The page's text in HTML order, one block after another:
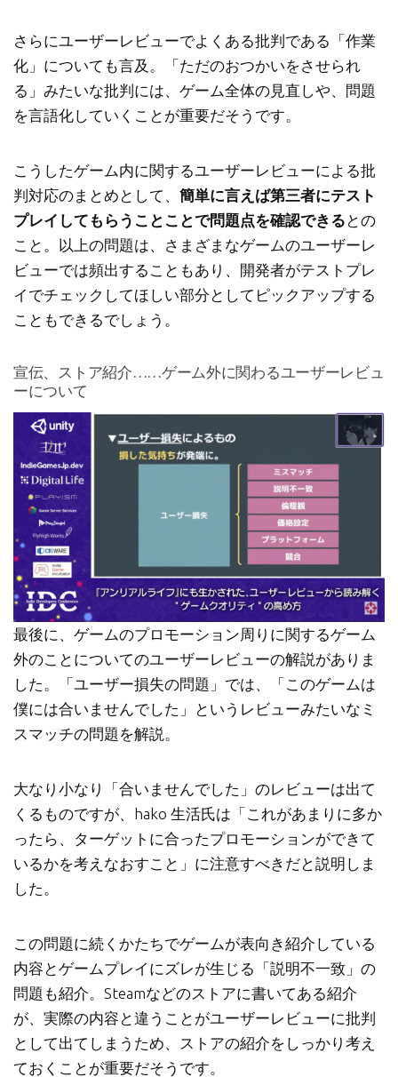
さらにユーザーレビューでよくある批判である「作業
化」についても言及。「ただのおつかいをさせられ
る」みたいな批判には、ゲーム全体の見直しや、問題
を言語化していくことが重要だそうです。
こうしたゲーム内に関するユーザーレビューによる批
判対応のまとめとして、 簡単に言えば第三者にテスト
プレイしてもらうことことで問題点を確認できる との
こと。以上の問題は、さまざまなゲームのユーザーレ
ビューでは頻出することもあり、開発者がテストプレ
イでチェックしてほしい部分としてピックアップする
こともできるでしょう。
宣伝、ストア紹介……ゲーム外に関わるユーザーレビュ
ーについて
最後に、ゲームのプロモーション周りに関するゲーム
外のことについてのユーザーレビューの解説がありま
した。「ユーザー損失の問題」では、「このゲームは
僕には合いませんでした」というレビューみたいなミ
スマッチの問題を解説。
大なり小なり「合いませんでした」のレビューは出て
くるものですが、hako 生活氏は「これがあまりに多か
ったら、ターゲットに合ったプロモーションができて
いるかを考えなおすこと」に注意すべきだと説明しま
した。
この問題に続くかたちでゲームが表向き紹介している
内容とゲームプレイにズレが生じる「説明不一致」の
問題も紹介。Steamなどのストアに書いてある紹介
が、実際の内容と違うことがユーザーレビューに批判
として出てしまうため、ストアの紹介をしっかり考え
ておくことが重要だそうです。